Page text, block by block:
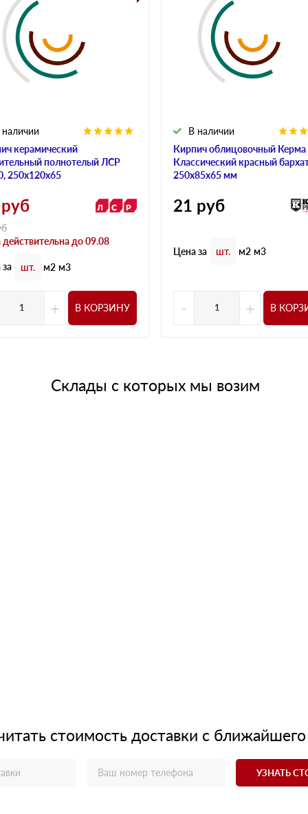
керамический
полнотелый ЛСР
250х120х65
до 09.08
шт. м2 м3
+ В КОРЗИНУ
Кирпич облицовочный Керма
Классический красный
250х85х65 мм
В наличии
21 руб
Цена за шт. м2 м3
- + В
Склады с которых мы возим
стоимость доставки с ближайшего
УЗНАТЬ